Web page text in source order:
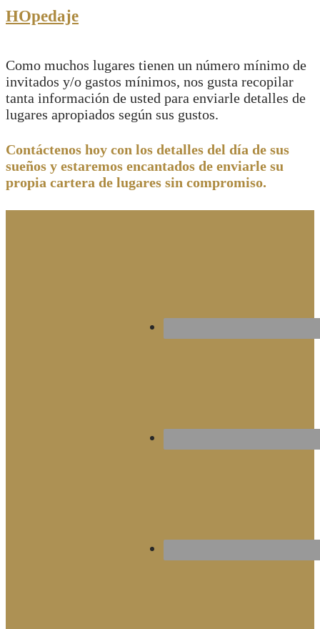
HOpedaje
Como muchos lugares tienen un número mínimo de
invitados y/o gastos mínimos, nos gusta recopilar
tanta información de usted para enviarle detalles de
lugares apropiados según sus gustos.
Contáctenos hoy con los detalles del día de sus
sueños y estaremos encantados de enviarle su
propia cartera de lugares sin compromiso.